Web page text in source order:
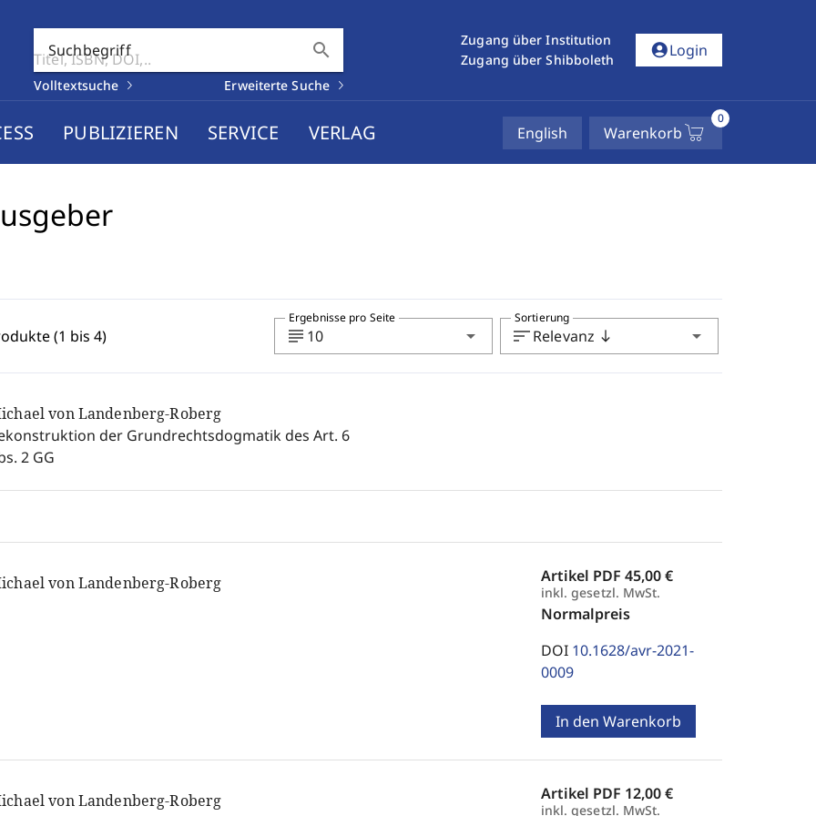
Suchbegriff search
Volltextsuche Erweiterte Suche
Zugang über Institution
Zugang über Shibboleth
account_circleLogin
PUBLIZIEREN SERVICE VERLAG English Warenkorb
0
(1 bis 4) subject 10 arrow_drop_down
Ergebnisse pro Seite
sortRelevanz south arrow_drop_down
Sortierung
von Landenberg-Roberg
der Grundrechtsdogmatik des Art. 6
2 GG
von Landenberg-Roberg Artikel PDF 45,00 €
inkl. gesetzl. MwSt.
Normalpreis
DOI 10.1628/avr-2021-
0009
In den Warenkorb
von Landenberg-Roberg Artikel PDF 12,00 €
inkl. gesetzl. MwSt.